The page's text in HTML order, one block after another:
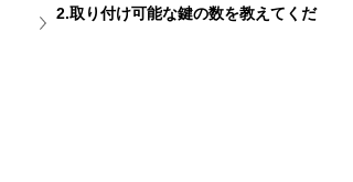
2.取り付け可能な鍵の数を教えてくだ